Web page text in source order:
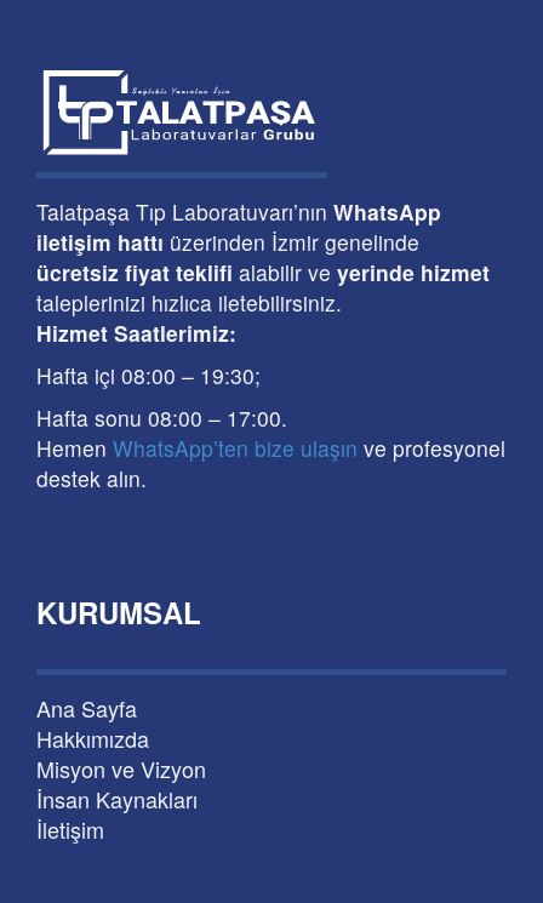
Talatpaşa Tıp Laboratuvarı’nın WhatsApp
iletişim hattı üzerinden İzmir genelinde
ücretsiz fiyat teklifi alabilir ve yerinde hizmet
taleplerinizi hızlıca iletebilirsiniz.
Hizmet Saatlerimiz:
Hafta içi 08:00 – 19:30;
Hafta sonu 08:00 – 17:00.
Hemen WhatsApp’ten bize ulaşın ve profesyonel
destek alın.
KURUMSAL
Ana Sayfa
Hakkımızda
Misyon ve Vizyon
İnsan Kaynakları
İletişim